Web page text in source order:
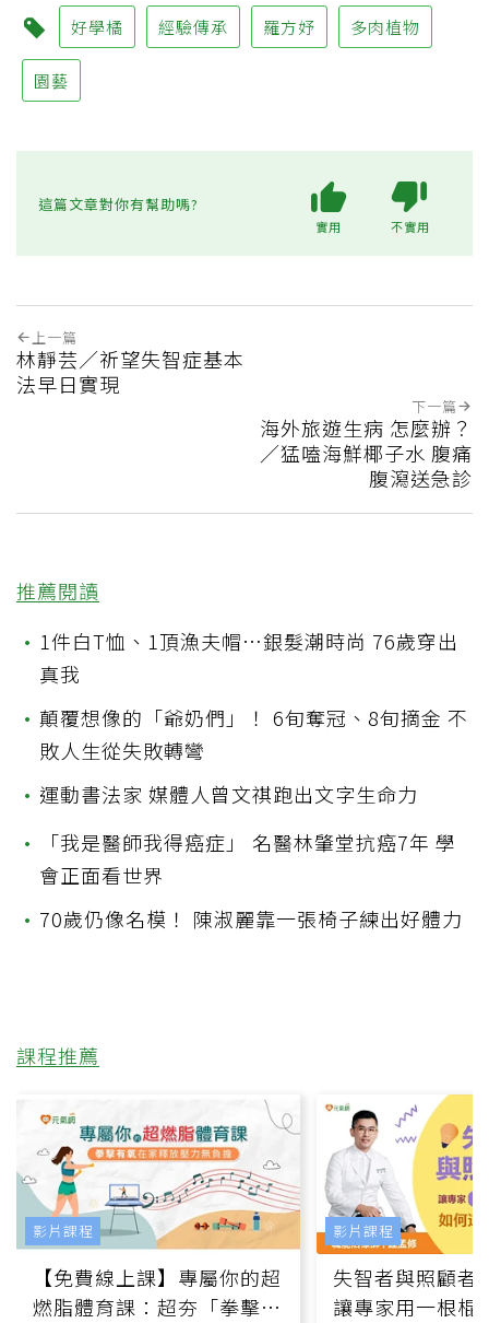
好學橘 經驗傳承 羅方妤 多肉植物
園藝
這篇文章對你有幫助嗎?
實用 不實用
上一篇
林靜芸／祈望失智症基本
法早日實現
下一篇
海外旅遊生病 怎麼辦？
／猛嗑海鮮椰子水 腹痛
腹瀉送急診
推薦閱讀
• 1件白T恤、1頂漁夫帽…銀髮潮時尚 76歲穿出
真我
• 顛覆想像的「爺奶們」！ 6旬奪冠、8旬摘金 不
敗人生從失敗轉彎
• 運動書法家 媒體人曾文祺跑出文字生命力
•
「我是醫師我得癌症」 名醫林肇堂抗癌7年 學
會正面看世界
• 70歲仍像名模！ 陳淑麗靠一張椅子練出好體力
課程推薦
【免費線上課】專屬你的超
燃脂體育課：超夯「拳擊有
影片課程
失智者與照顧者
讓專家用一根棍
影片課程